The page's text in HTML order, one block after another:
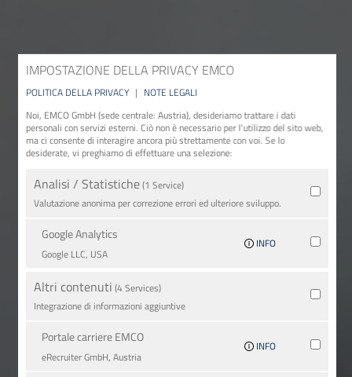
IMPOSTAZIONE DELLA PRIVACY EMCO
POLITICA DELLA PRIVACY | NOTE LEGALI
Noi, EMCO GmbH (sede centrale: Austria), desideriamo trattare i dati
personali con servizi esterni. Ciò non è necessario per l'utilizzo del sito web,
ma ci consente di interagire ancora più strettamente con voi. Se lo
desiderate, vi preghiamo di effettuare una selezione:
Analisi / Statistiche(1 Service)
Valutazione anonima per correzione errori ed ulteriore sviluppo.
Google Analytics
Google LLC, USA
INFO
Altri contenuti (4 Services)
Integrazione di informazioni aggiuntive
Portale carriere EMCO
eRecruiter GmbH, Austria
INFO